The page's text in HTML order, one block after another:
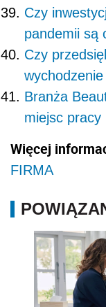
Czy
pandemii są
Czy
Branża
miejsc pracy
Więcej
FIRMA